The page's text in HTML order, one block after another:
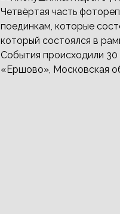
Четвёртая часть
поединкам, которые
который состоялся в
События происходили
«Ершово», Московская